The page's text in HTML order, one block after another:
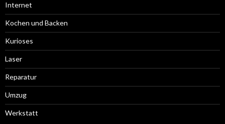
Internet
Kochen und Backen
Kurioses
Laser
Reparatur
Umzug
Werkstatt